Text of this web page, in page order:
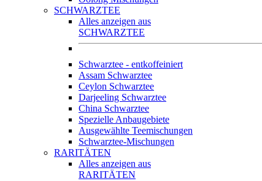
SCHWARZTEE
Alles anzeigen aus
SCHWARZTEE
Schwarztee - entkoffeiniert
Assam Schwarztee
Ceylon Schwarztee
Darjeeling Schwarztee
China Schwarztee
Spezielle Anbaugebiete
Ausgewählte Teemischungen
Schwarztee-Mischungen
RARITÄTEN
Alles anzeigen aus
RARITÄTEN